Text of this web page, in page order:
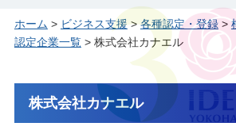
ホーム > ビジネス支援>各種認定・登録>
認定企業一覧> 株式会社カナエル
株式会社カナエル